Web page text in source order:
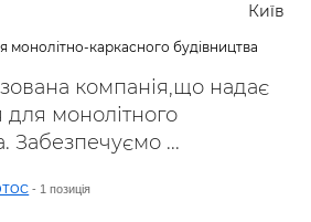
Київ
монолітно-каркасного будівництва
компанія,що надає
монолітного
Забезпечуємо ...
- 1 позиція